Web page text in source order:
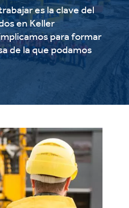
es la clave del
en Keller
para formar
de la que podamos